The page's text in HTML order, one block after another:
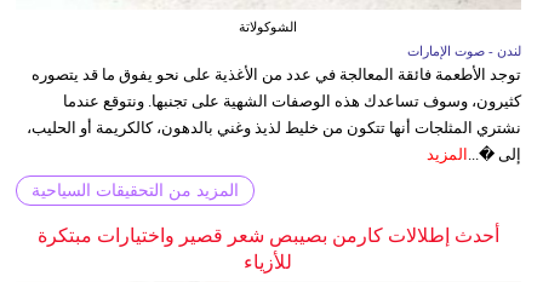
الشوكولاتة
لندن - صوت الإمارات
توجد الأطعمة فائقة المعالجة في عدد من الأغذية على نحو يفوق ما قد يتصوره
كثيرون، وسوف تساعدك هذه الوصفات الشهية على تجنبها. ونتوقع عندما
نشتري المثلجات أنها تتكون من خليط لذيذ وغني بالدهون، كالكريمة أو الحليب،
إلى �... المزيد
المزيد من التحقيقات السياحية
أحدث إطلالات كارمن بصيبص شعر قصير واختيارات مبتكرة
للأزياء